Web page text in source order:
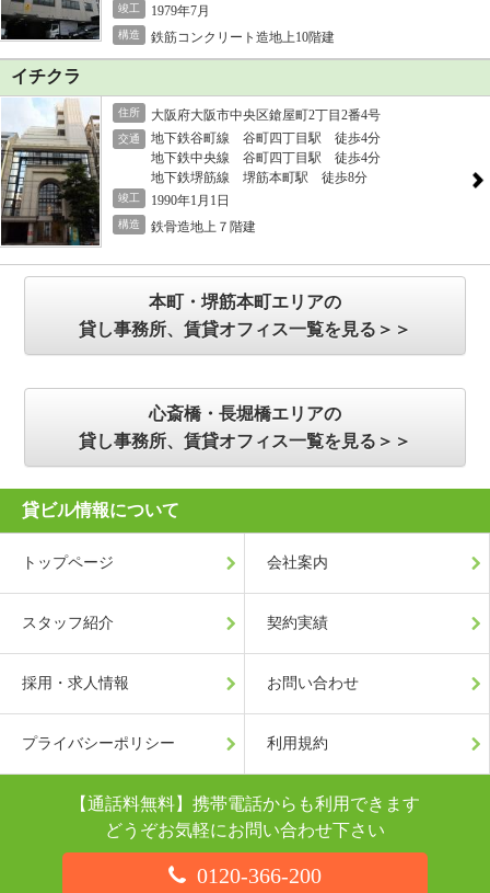
竣工 1979年7月
構造 鉄筋コンクリート造地上10階建
イチクラ
住所 大阪府大阪市中央区鎗屋町2丁目2番4号
交通
地下鉄谷町線 谷町四丁目駅 徒歩4分
地下鉄中央線 谷町四丁目駅 徒歩4分
地下鉄堺筋線 堺筋本町駅 徒歩8分
竣工 1990年1月1日
構造 鉄骨造地上７階建
本町・堺筋本町エリアの
貸し事務所、賃貸オフィス一覧を見る＞＞
心斎橋・長堀橋エリアの
貸し事務所、賃貸オフィス一覧を見る＞＞
貸ビル情報について
トップページ 会社案内
スタッフ紹介 契約実績
採用・求人情報 お問い合わせ
プライバシーポリシー 利用規約
【通話料無料】携帯電話からも利用できます
どうぞお気軽にお問い合わせ下さい
0120-366-200